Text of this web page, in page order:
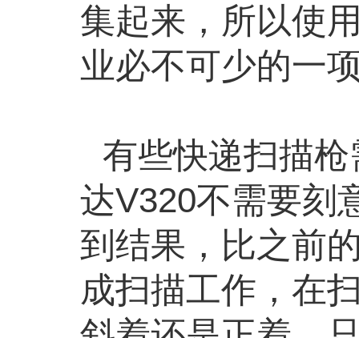
集起来，所以使
业必不可少的一
有些快递扫描
达V320不需要刻
到结果，比之前
成扫描工作，在